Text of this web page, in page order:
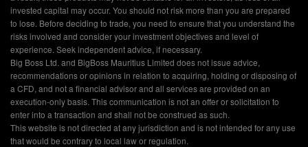
invested capital may occur. You should not risk more than you are prepared
to lose. Before deciding to trade, you need to ensure that you understand the
risks involved and consider your investment objectives and level of
experience. Seek independent advice, if necessary.
Big Boss Ltd. and BigBoss Mauritius Limited does not issue advice,
recommendations or opinions in relation to acquiring, holding or disposing of
a CFD, and not a financial advisor and all services are provided on an
execution-only basis. This communication is not an offer or solicitation to
enter into a transaction and shall not be construed as such.
This website is not directed at any jurisdiction and is not intended for any use
that would be contrary to local law or regulation.